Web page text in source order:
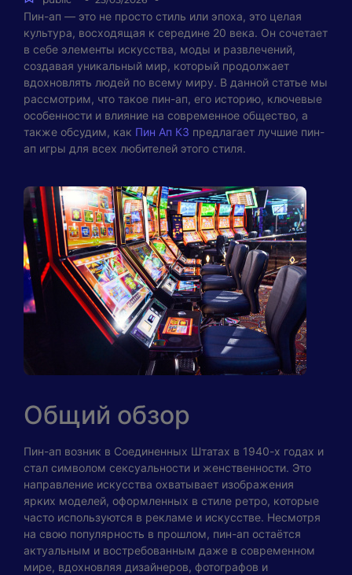
Пин-ап — это не просто стиль или эпоха, это целая
культура, восходящая к середине 20 века. Он сочетает
в себе элементы искусства, моды и развлечений,
создавая уникальный мир, который продолжает
вдохновлять людей по всему миру. В данной статье мы
рассмотрим, что такое пин-ап, его историю, ключевые
особенности и влияние на современное общество, а
также обсудим, как Пин Ап КЗ предлагает лучшие пин-
ап игры для всех любителей этого стиля.
Общий обзор
Пин-ап возник в Соединенных Штатах в 1940-х годах и
стал символом сексуальности и женственности. Это
направление искусства охватывает изображения
ярких моделей, оформленных в стиле ретро, которые
часто используются в рекламе и искусстве. Несмотря
на свою популярность в прошлом, пин-ап остаётся
актуальным и востребованным даже в современном
мире, вдохновляя дизайнеров, фотографов и